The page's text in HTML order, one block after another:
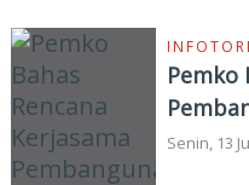
Pemko
Dumai
Senin, 13